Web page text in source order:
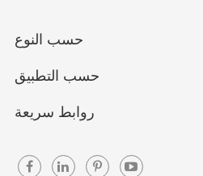
حسب النوع
حسب التطبيق
روابط سريعة